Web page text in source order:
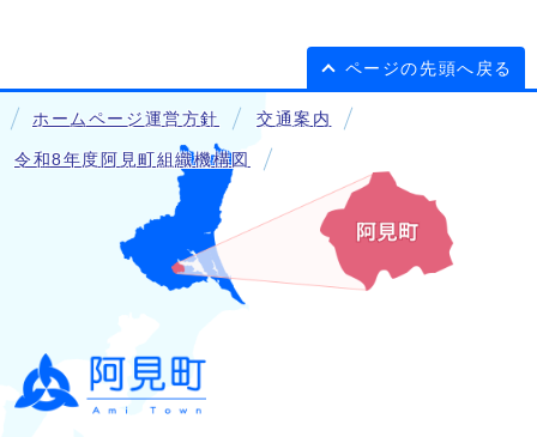
ページの先頭へ戻る
ホームページ運営方針 交通案内
令和8年度阿見町組織機構図